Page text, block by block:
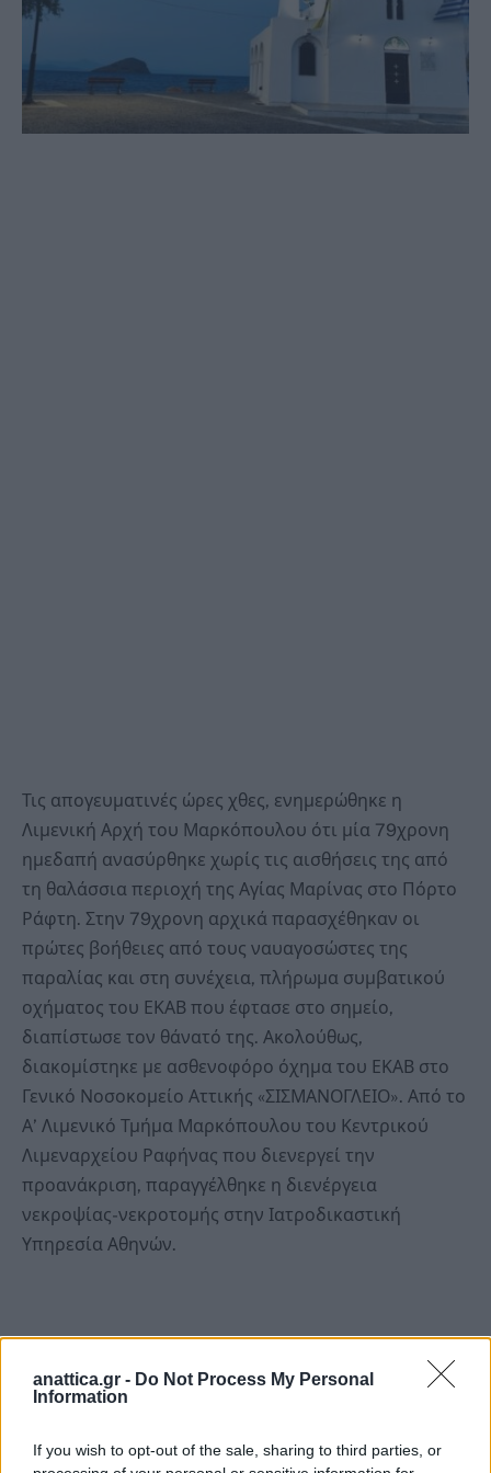
anattica.gr - Do Not Process My Personal
Information
If you wish to opt-out of the sale, sharing to third parties, or
Τις απογευματινές ώρες χθες, ενημερώθηκε η
Λιμενική Αρχή του Μαρκόπουλου ότι μία 79χρονη
ημεδαπή ανασύρθηκε χωρίς τις αισθήσεις της από
τη θαλάσσια περιοχή της Αγίας Μαρίνας στο Πόρτο
Ράφτη. Στην 79χρονη αρχικά παρασχέθηκαν οι
πρώτες βοήθειες από τους ναυαγοσώστες της
παραλίας και στη συνέχεια, πλήρωμα συμβατικού
οχήματος του ΕΚΑΒ που έφτασε στο σημείο,
διαπίστωσε τον θάνατό της. Ακολούθως,
διακομίστηκε με ασθενοφόρο όχημα του ΕΚΑΒ στο
Γενικό Νοσοκομείο Αττικής «ΣΙΣΜΑΝΟΓΛΕΙΟ». Από το
Α’ Λιμενικό Τμήμα Μαρκόπουλου του Κεντρικού
Λιμεναρχείου Ραφήνας που διενεργεί την
προανάκριση, παραγγέλθηκε η διενέργεια
νεκροψίας-νεκροτομής στην Ιατροδικαστική
Υπηρεσία Αθηνών.